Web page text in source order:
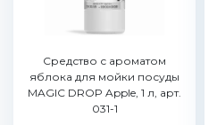
Средство с ароматом
яблока для мойки посуды
MAGIC DROP Apple, 1 л, арт.
031-1